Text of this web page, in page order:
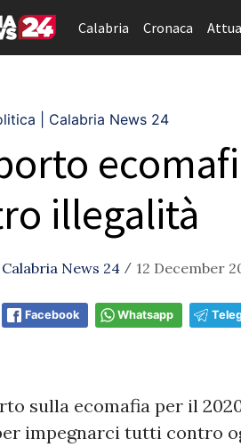
Calabria Cronaca
| Calabria News 24
illegalità
News 24 / 12 December
Facebook Whatsapp
sulla ecomafia per il
impegnarci tutti contro